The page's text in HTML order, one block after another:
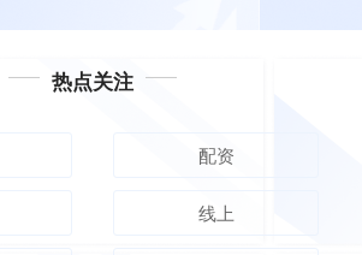
热点关注
配资
线上